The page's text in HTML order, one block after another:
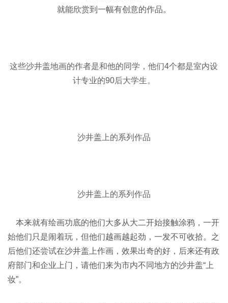
就能欣赏到一幅有创意的作品。
这些沙井盖地画的作者是和他的同学，他们4个都是室内设
计专业的90后大学生。
沙井盖上的系列作品
沙井盖上的系列作品
本来就有绘画功底的他们大多从大二开始接触涂鸦，一开
始他们只是闹着玩，但他们越画越起劲，一发不可收拾。之
后他们还尝试在沙井盖上作画，效果出奇的好，后来还有政
府部门和企业上门，请他们来为市内不同地方的沙井盖“上
妆”。